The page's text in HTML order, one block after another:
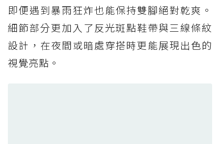
防水鞋推薦 7. Timberland Motion Access：
黃靴同級頂級防水，輕量化工裝健走鞋雨天必備
防水鞋推薦 7. Timberland Motion Access：
黃靴同級頂級防水，輕量化工裝健走鞋雨天必備
即便遇到暴雨狂炸也能保持雙腳絕對乾爽。
細節部分更加入了反光斑點鞋帶與三線條紋
設計，在夜間或暗處穿搭時更能展現出色的
視覺亮點。